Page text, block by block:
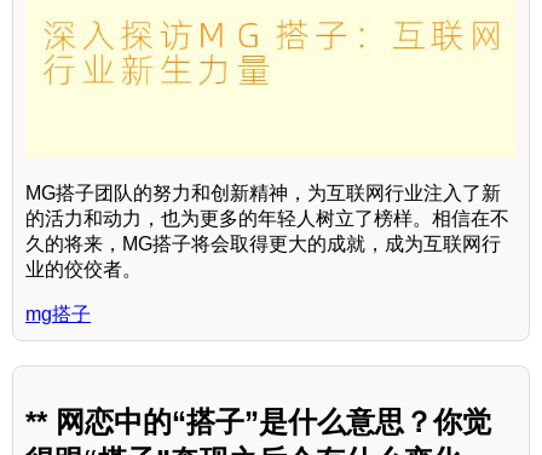
MG搭子团队的努力和创新精神，为互联网行业注入了新
的活力和动力，也为更多的年轻人树立了榜样。相信在不
久的将来，MG搭子将会取得更大的成就，成为互联网行
业的佼佼者。
mg搭子
** 网恋中的“搭子”是什么意思？你觉